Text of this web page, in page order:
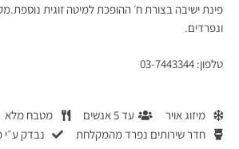
פינת ישיבה בצורת ח׳ ההופכת למיטה זוגית
ונפרדים.
טלפון: 03-7443344
מיזוג אויר עד 5 אנשים
מטבח מלא
חדר שירותים נפרד מהמקלחת
נבדק ע״י